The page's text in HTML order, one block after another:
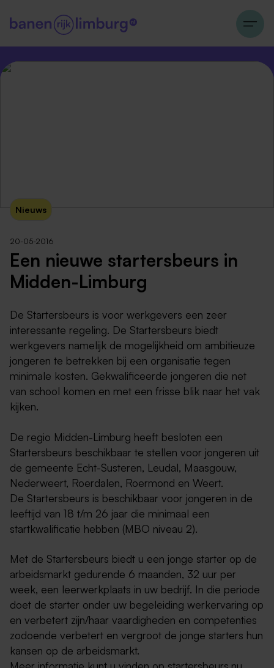
Nieuws
20-05-2016
Een nieuwe startersbeurs in
Midden-Limburg
De Startersbeurs is voor werkgevers een zeer
interessante regeling. De Startersbeurs biedt
werkgevers namelijk de mogelijkheid om ambitieuze
jongeren te betrekken bij een organisatie tegen
minimale kosten. Gekwalificeerde jongeren die net
van school komen en met een frisse blik naar het vak
kijken.
De regio Midden-Limburg heeft besloten een
Startersbeurs beschikbaar te stellen voor jongeren uit
de gemeente Echt-Susteren, Leudal, Maasgouw,
Nederweert, Roerdalen, Roermond en Weert.
De Startersbeurs is beschikbaar voor jongeren in de
leeftijd van 18 t/m 26 jaar die minimaal een
startkwalificatie hebben (MBO niveau 2).
Met de Startersbeurs biedt u een jonge starter op de
arbeidsmarkt gedurende 6 maanden, 32 uur per
week, een leerwerkplaats in uw bedrijf. In die periode
doet de starter onder uw begeleiding werkervaring op
en verbetert zijn/haar vaardigheden en competenties
zodoende verbetert en vergroot de jonge starters hun
kansen op de arbeidsmarkt.